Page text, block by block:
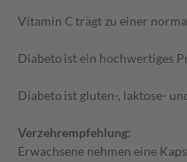
Vitamin C trägt zu einer
Diabeto ist ein hochwertiges
Diabeto ist gluten-, laktose-
Verzehrempfehlung:
Erwachsene nehmen eine